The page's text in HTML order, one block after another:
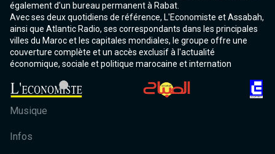
également d'un bureau permanent à Rabat.
Avec ses deux quotidiens de référence, L'Economiste et Assabah,
ainsi que Atlantic Radio, ses correspondants dans les principales
villes du Maroc et les capitales mondiales, le groupe offre une
couverture complète et un accès exclusif à l'actualité
économique, sociale et politique marocaine et internation
Musique
Infos